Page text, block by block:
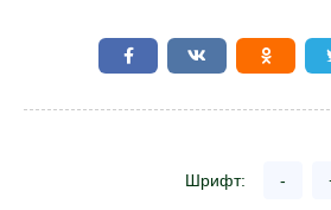
Шрифт: -